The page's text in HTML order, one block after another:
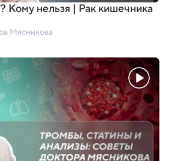
Кому нельзя | Рак кишечника
Мясникова